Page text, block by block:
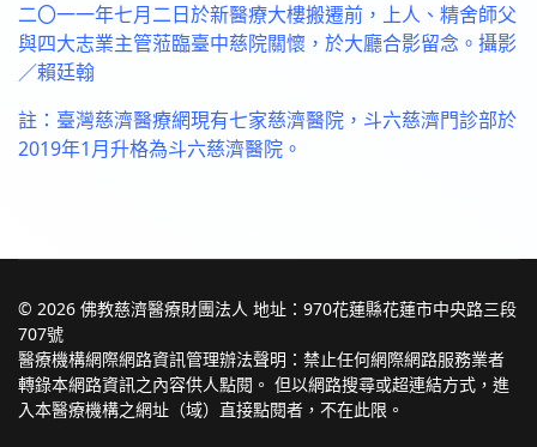
二〇一一年七月二日於新醫療大樓搬遷前，上人、精舍師父
與四大志業主管蒞臨臺中慈院關懷，於大廳合影留念。攝影
／賴廷翰
註：臺灣慈濟醫療網現有七家慈濟醫院，斗六慈濟門診部於
2019年1月升格為斗六慈濟醫院。
© 2026 佛教慈濟醫療財團法人 地址：970花蓮縣花蓮市中央路三段
707號
醫療機構網際網路資訊管理辦法聲明：禁止任何網際網路服務業者
轉錄本網路資訊之內容供人點閱。 但以網路搜尋或超連結方式，進
入本醫療機構之網址（域）直接點閱者，不在此限。